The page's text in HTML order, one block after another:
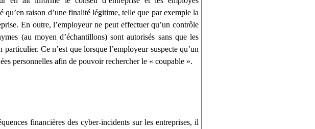
raison d’une finalité légitime, telle que par exemple la
En outre, l’employeur ne peut effectuer qu’un contrôle
(au moyen d’échantillons) sont autorisés sans que les
Ce n’est que lorsque l’employeur suspecte qu’un
personnelles afin de pouvoir rechercher le « coupable ».
financières des cyber-incidents sur les entreprises, il